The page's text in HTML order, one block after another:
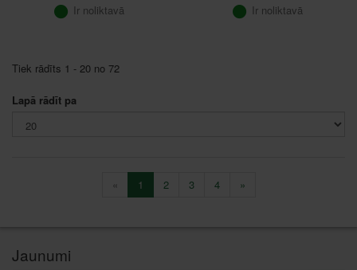
Ir noliktavā Ir noliktavā
Tiek rādīts 1 - 20 no 72
Lapā rādīt pa
« 1 2 3 4 »
Jaunumi